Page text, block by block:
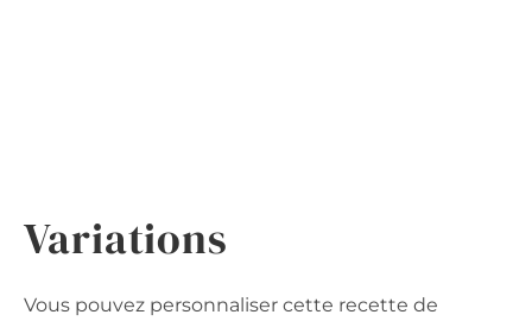
Variations
Vous pouvez personnaliser cette recette de